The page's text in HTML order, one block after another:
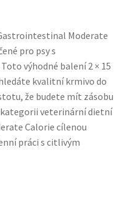
Italské krmivo s
a přirozené složení
Moderate
pro psy s
výhodné balení 2 × 15
kvalitní krmivo do
že budete mít zásobu
kategorii veterinární dietní
Calorie cílenou
práci s citlivým